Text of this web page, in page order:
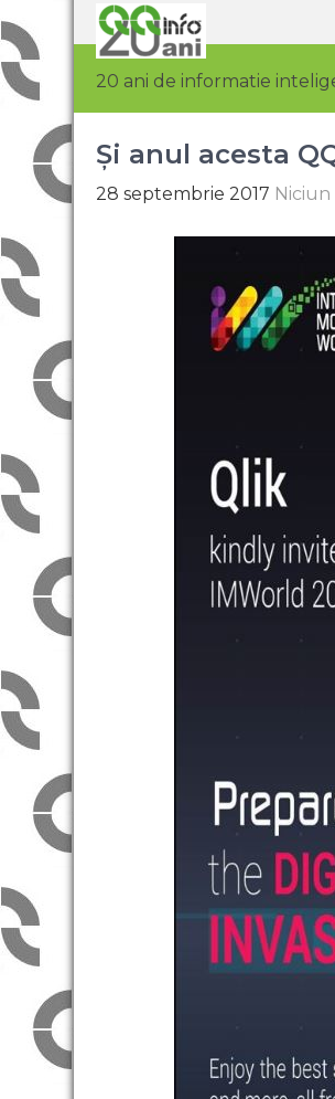
20 ani de informatie
Și anul acesta
28 septembrie 2017